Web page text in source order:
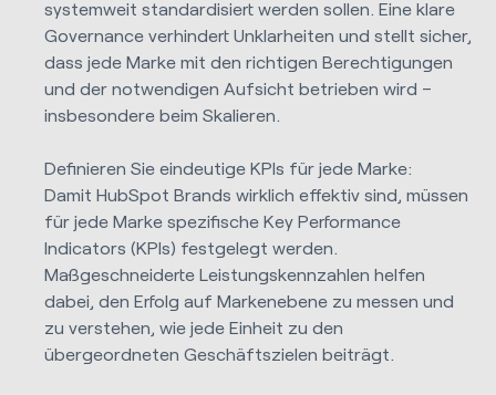
systemweit standardisiert werden sollen. Eine klare
Governance verhindert Unklarheiten und stellt sicher,
dass jede Marke mit den richtigen Berechtigungen
und der notwendigen Aufsicht betrieben wird –
insbesondere beim Skalieren.
Definieren Sie eindeutige KPIs für jede Marke:
Damit HubSpot Brands wirklich effektiv sind, müssen
für jede Marke spezifische Key Performance
Indicators (KPIs) festgelegt werden.
Maßgeschneiderte Leistungskennzahlen helfen
dabei, den Erfolg auf Markenebene zu messen und
zu verstehen, wie jede Einheit zu den
übergeordneten Geschäftszielen beiträgt.